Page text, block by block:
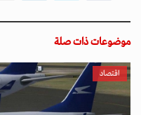
موضوعات ذات صلة
اقتصاد